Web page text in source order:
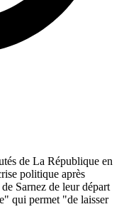
de La République en
politique après
Sarnez de leur départ
qui permet "de laisser